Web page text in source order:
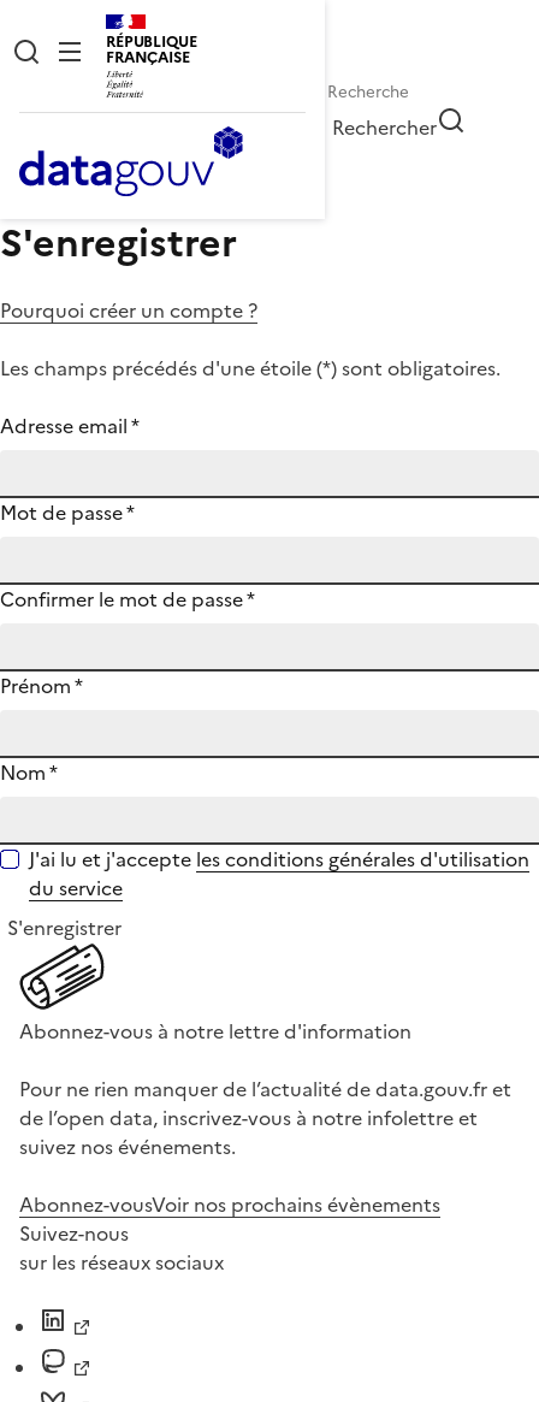
RÉPUBLIQUE
FRANÇAISE
Rechercher
S'enregistrer
Pourquoi créer un compte ?
Les champs précédés d'une étoile (*) sont obligatoires.
Adresse email*
Mot de passe*
Confirmer le mot de passe*
Prénom*
Nom*
J'ai lu et j'accepte les conditions générales d'utilisation
du service
S'enregistrer
Abonnez-vous à notre lettre d'information
Pour ne rien manquer de l’actualité de data.gouv.fr et
de l’open data, inscrivez-vous à notre infolettre et
suivez nos événements.
Abonnez-vousVoir nos prochains évènements
Suivez-nous
sur les réseaux sociaux